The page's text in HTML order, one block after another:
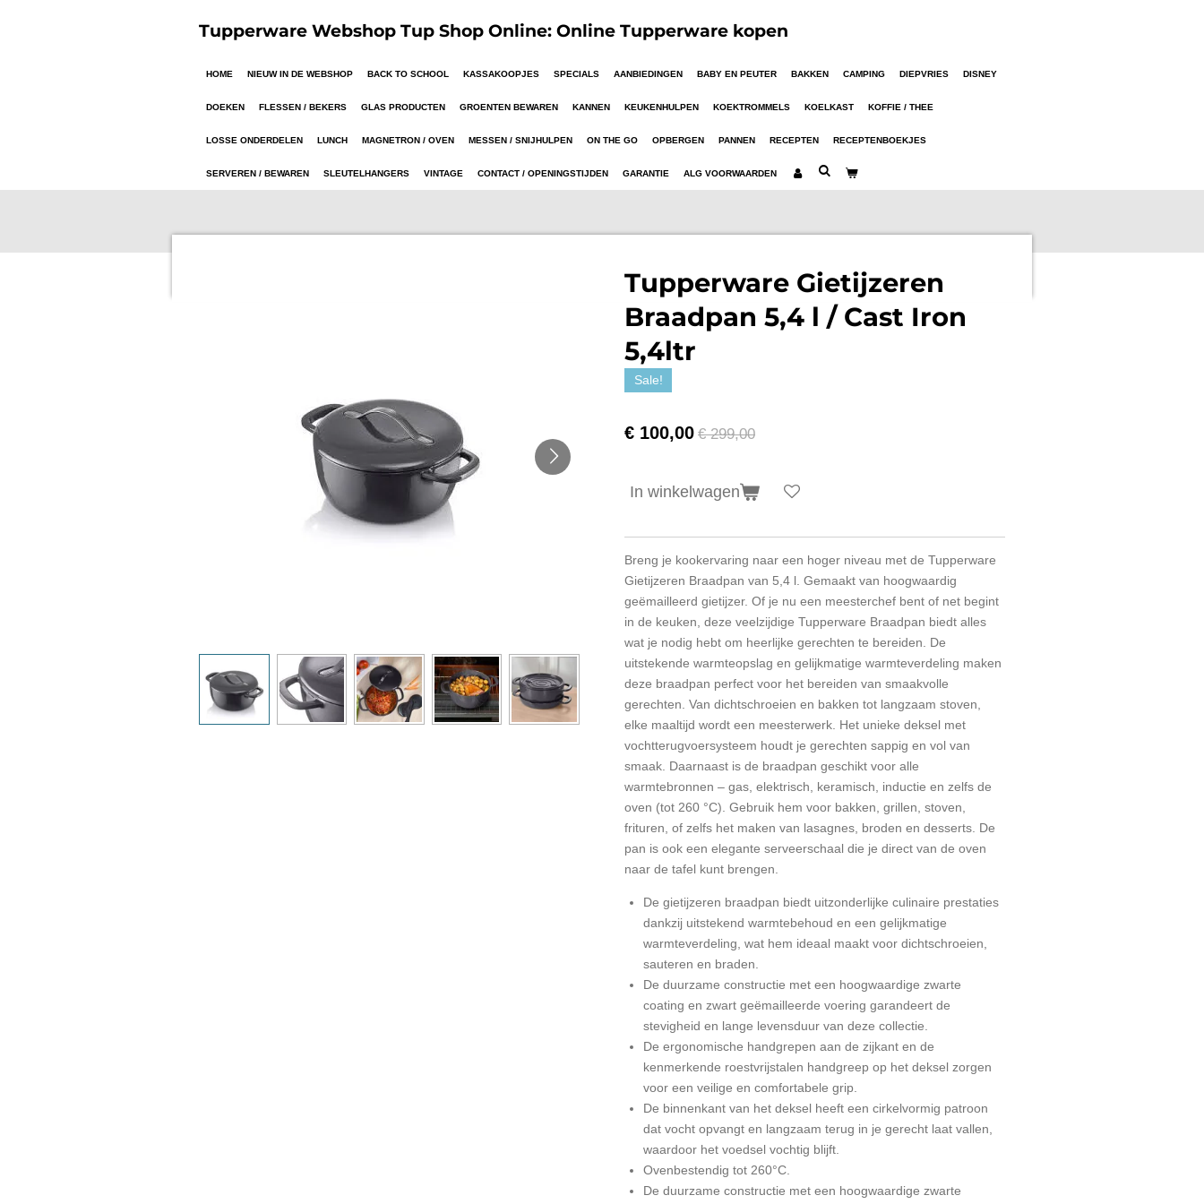
Tupperware Webshop Tup Shop Online: Online Tupperware kopen
HOME NIEUW IN DE WEBSHOP BACK TO SCHOOL KASSAKOOPJES SPECIALS AANBIEDINGEN BABY EN PEUTER BAKKEN CAMPING DIEPVRIES DISNEY
DOEKEN FLESSEN / BEKERS GLAS PRODUCTEN GROENTEN BEWAREN KANNEN KEUKENHULPEN KOEKTROMMELS KOELKAST KOFFIE / THEE
LOSSE ONDERDELEN LUNCH MAGNETRON / OVEN MESSEN / SNIJHULPEN ON THE GO OPBERGEN PANNEN RECEPTEN RECEPTENBOEKJES
SERVEREN / BEWAREN SLEUTELHANGERS VINTAGE CONTACT / OPENINGSTIJDEN GARANTIE ALG VOORWAARDEN
Tupperware Gietijzeren
Braadpan 5,4 l / Cast Iron
5,4ltr
Sale!
€ 100,00 € 299,00
In winkelwagen
Breng je kookervaring naar een hoger niveau met de Tupperware
Gietijzeren Braadpan van 5,4 l. Gemaakt van hoogwaardig
geëmailleerd gietijzer. Of je nu een meesterchef bent of net begint
in de keuken, deze veelzijdige Tupperware Braadpan biedt alles
wat je nodig hebt om heerlijke gerechten te bereiden. De
uitstekende warmteopslag en gelijkmatige warmteverdeling maken
deze braadpan perfect voor het bereiden van smaakvolle
gerechten. Van dichtschroeien en bakken tot langzaam stoven,
elke maaltijd wordt een meesterwerk. Het unieke deksel met
vochtterugvoersysteem houdt je gerechten sappig en vol van
smaak. Daarnaast is de braadpan geschikt voor alle
warmtebronnen – gas, elektrisch, keramisch, inductie en zelfs de
oven (tot 260 °C). Gebruik hem voor bakken, grillen, stoven,
frituren, of zelfs het maken van lasagnes, broden en desserts. De
pan is ook een elegante serveerschaal die je direct van de oven
naar de tafel kunt brengen.
De gietijzeren braadpan biedt uitzonderlijke culinaire prestaties
dankzij uitstekend warmtebehoud en een gelijkmatige
warmteverdeling, wat hem ideaal maakt voor dichtschroeien,
sauteren en braden.
De duurzame constructie met een hoogwaardige zwarte
coating en zwart geëmailleerde voering garandeert de
stevigheid en lange levensduur van deze collectie.
De ergonomische handgrepen aan de zijkant en de
kenmerkende roestvrijstalen handgreep op het deksel zorgen
voor een veilige en comfortabele grip.
De binnenkant van het deksel heeft een cirkelvormig patroon
dat vocht opvangt en langzaam terug in je gerecht laat vallen,
waardoor het voedsel vochtig blijft.
Ovenbestendig tot 260°C.
De duurzame constructie met een hoogwaardige zwarte